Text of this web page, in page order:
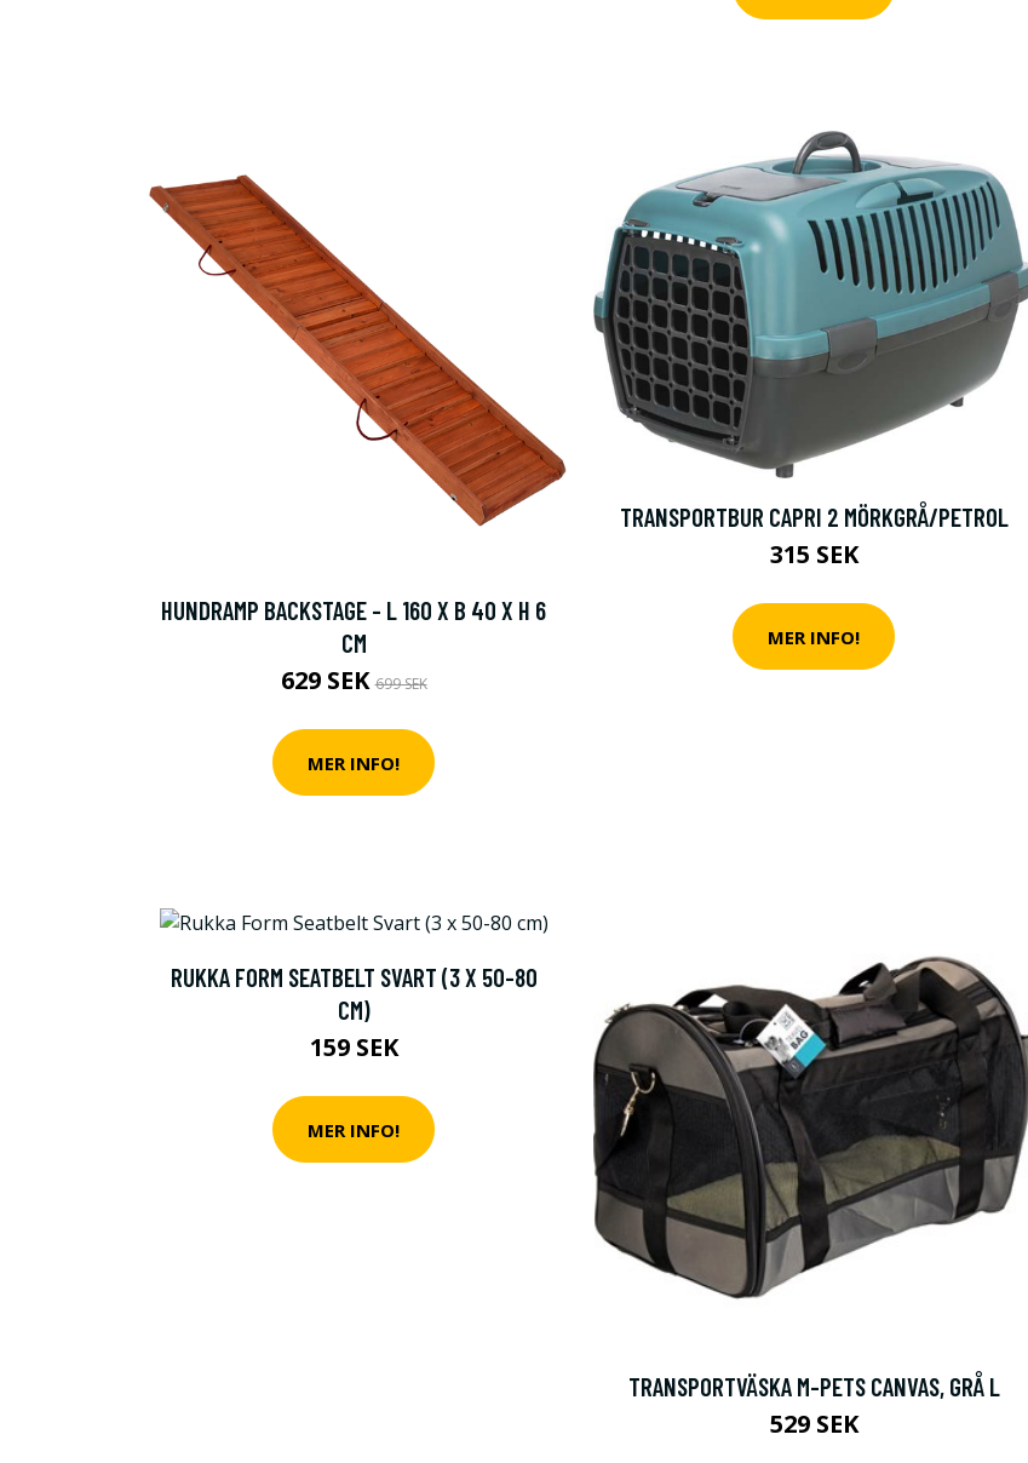
HUNDRAMP BACKSTAGE - L 160 X B 40 X H 6
CM
629 SEK699 SEK
MER INFO!
TRANSPORTBUR CAPRI 2 MÖRKGRÅ/PETROL
315 SEK
MER INFO!
RUKKA FORM SEATBELT SVART (3 X 50-80
CM)
159 SEK
MER INFO!
TRANSPORTVÄSKA M-PETS CANVAS, GRÅ L
529 SEK